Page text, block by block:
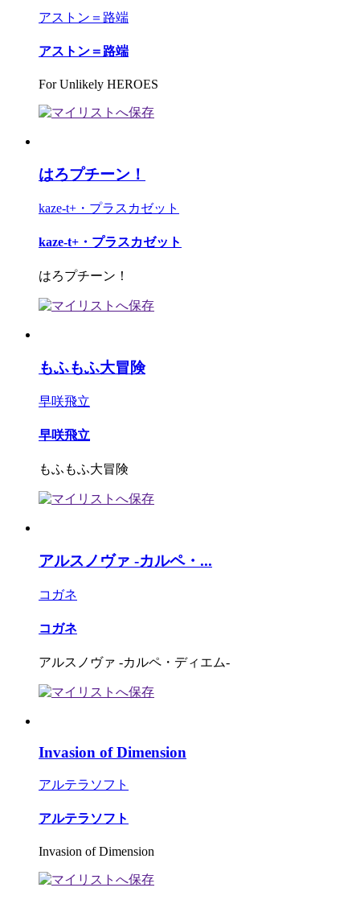
アストン＝路端
アストン＝路端
For Unlikely HEROES
はろプチーン！
kaze-t+・プラスカゼット
kaze-t+・プラスカゼット
はろプチーン！
もふもふ大冒険
早咲飛立
早咲飛立
もふもふ大冒険
アルスノヴァ -カルペ・...
コガネ
コガネ
アルスノヴァ -カルペ・ディエム-
Invasion of Dimension
アルテラソフト
アルテラソフト
Invasion of Dimension